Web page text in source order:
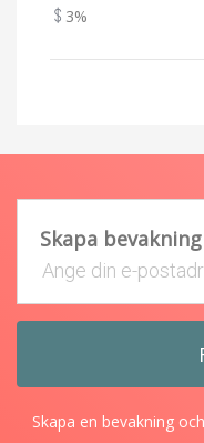
3%
Skapa
Skapa en bevakning